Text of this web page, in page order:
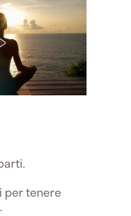
per tenere